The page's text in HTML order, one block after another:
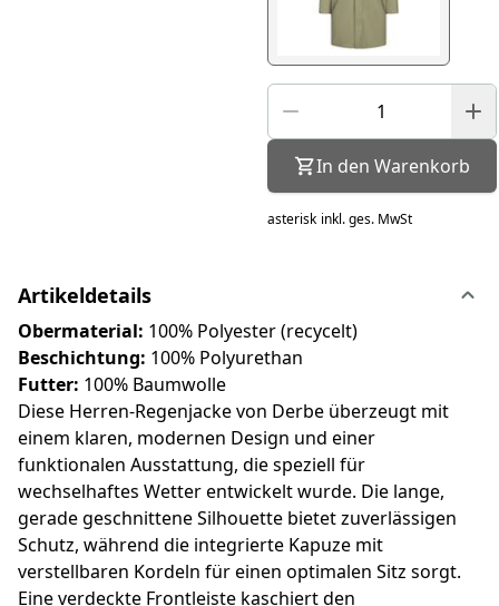
In den Warenkorb
asterisk inkl. ges. MwSt
Artikeldetails
Obermaterial: 100% Polyester (recycelt)
Beschichtung: 100% Polyurethan
Futter: 100% Baumwolle
Diese Herren-Regenjacke von Derbe überzeugt mit
einem klaren, modernen Design und einer
funktionalen Ausstattung, die speziell für
wechselhaftes Wetter entwickelt wurde. Die lange,
gerade geschnittene Silhouette bietet zuverlässigen
Schutz, während die integrierte Kapuze mit
verstellbaren Kordeln für einen optimalen Sitz sorgt.
Eine verdeckte Frontleiste kaschiert den